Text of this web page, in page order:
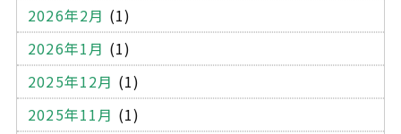
ール便用ケース
厚紙封筒 宅配袋
宅配封筒
シュレッダー
溶解処理 機密文書
機密書類
サイディング材
外壁 建築
蛍光灯
2026年2月 (1)
2026年1月 (1)
2025年12月 (1)
2025年11月 (1)